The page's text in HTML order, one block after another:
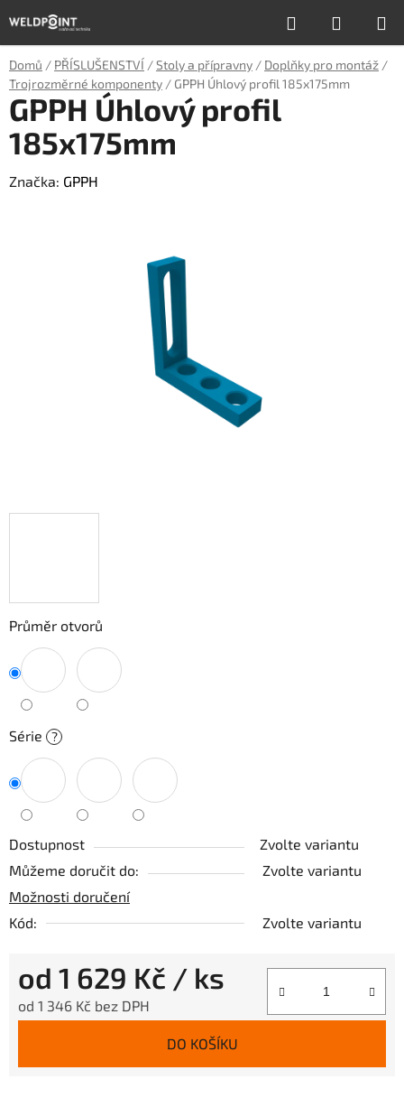
na
obsah
Hledat
KOŠÍK
Domů / PŘÍSLUŠENSTVÍ /Stoly a přípravny / Doplňky pro montáž /
Trojrozměrné komponenty / GPPH Úhlový profil 185x175mm
Průměr otvorů
Série ?
Dostupnost
Zvolte variantu
Můžeme doručit do:
Zvolte variantu
Možnosti doručení
Kód:
Zvolte variantu
od 1 629 Kč / ks
od 1 346 Kč bez DPH
DO KOŠÍKU
GPPH Úhlový profil
185x175mm
Značka: GPPH